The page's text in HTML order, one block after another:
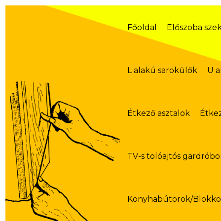
Skip
Főoldal Előszoba
L alakú sarokülők U
Étkező asztalok
TV-s tolóajtós
Konyhabútorok/